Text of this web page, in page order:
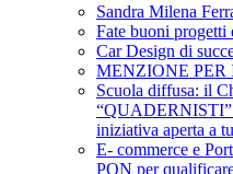
Sandra Milena
Fate buoni progetti
Car Design di
MENZIONE PER
Scuola diffusa: il
“QUADERNISTI”
iniziativa aperta a
E- commerce e
PON per